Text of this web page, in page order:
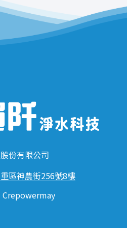
份有限公司
區神農街256號8樓
Crepowermay